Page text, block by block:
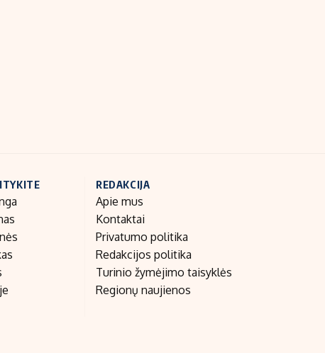
REDAKCIJA
Apie mus
Kontaktai
Privatumo politika
Redakcijos politika
Turinio žymėjimo taisyklės
Regionų naujienos